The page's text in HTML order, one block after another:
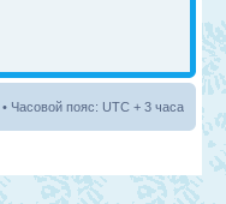
• Часовой пояс: UTC + 3 часа